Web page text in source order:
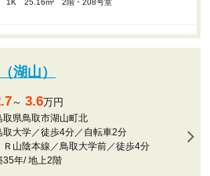
1K 25.16m²
2階・208号室
湖山）
～ 3.6万円
取県鳥取市湖山町北
取大学／徒歩4分／自転車2分
Ｒ山陰本線／鳥取大学前／徒歩4分
35年/地上2階